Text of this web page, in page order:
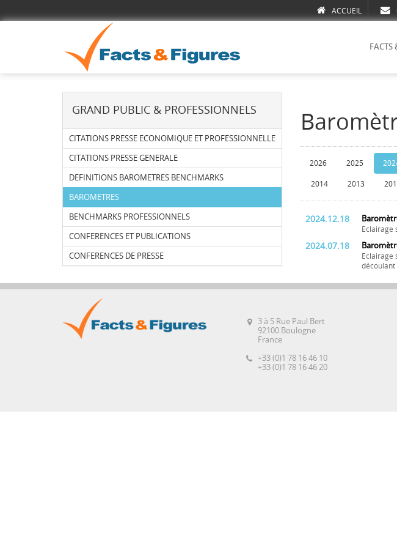
ACCUEIL
FACTS
GRAND PUBLIC & PROFESSIONNELS
CITATIONS PRESSE ECONOMIQUE ET PROFESSIONNELLE
CITATIONS PRESSE GENERALE
DEFINITIONS BAROMETRES BENCHMARKS
BAROMETRES
BENCHMARKS PROFESSIONNELS
CONFERENCES ET PUBLICATIONS
CONFERENCES DE PRESSE
2026 2025
2014 2013
2024.12.18
Eclairage
2024.07.18
Eclairage
découlant
3 à 5 Rue Paul Bert
92100 Boulogne
France
+33 (0)1 78 16 46 10
+33 (0)1 78 16 46 20